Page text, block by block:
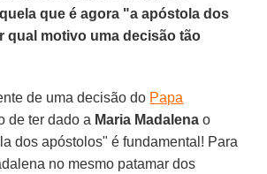
que é agora "a apóstola dos
qual motivo uma decisão tão
de uma decisão do Papa
de ter dado a Maria Madalena o
dos apóstolos" é fundamental! Para
no mesmo patamar dos